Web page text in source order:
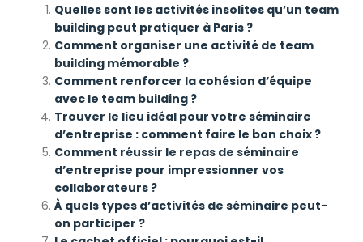
Quelles sont les activités insolites qu’un team
building peut pratiquer à Paris ?
Comment organiser une activité de team
building mémorable ?
Comment renforcer la cohésion d’équipe
avec le team building ?
Trouver le lieu idéal pour votre séminaire
d’entreprise : comment faire le bon choix ?
Comment réussir le repas de séminaire
d’entreprise pour impressionner vos
collaborateurs ?
À quels types d’activités de séminaire peut-
on participer ?